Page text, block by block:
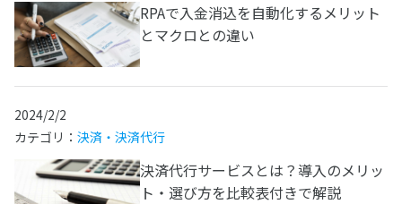
RPAで入金消込を自動化するメリット
とマクロとの違い
2024/2/2
カテゴリ： 決済・決済代行
決済代行サービスとは？導入のメリッ
ト・選び方を比較表付きで解説